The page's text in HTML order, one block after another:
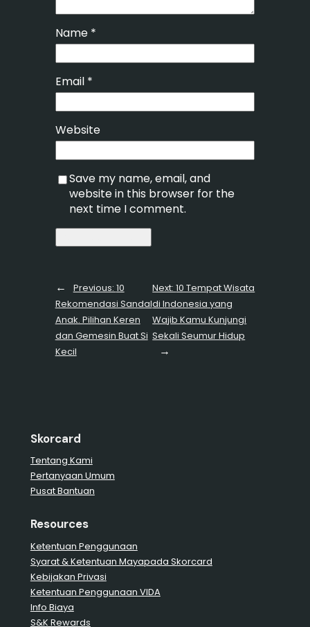
Name *
Email *
Website
Save my name, email, and
website in this browser for the
next time I comment.
← Previous: 10
Rekomendasi Sandal
Anak. Pilihan Keren
dan Gemesin Buat Si
Kecil
Next:10 Tempat Wisata
di Indonesia yang
Wajib Kamu Kunjungi
Sekali Seumur Hidup
→
Skorcard
Tentang Kami
Pertanyaan Umum
Pusat Bantuan
Resources
Ketentuan Penggunaan
Syarat & Ketentuan Mayapada Skorcard
Kebijakan Privasi
Ketentuan Penggunaan VIDA
Info Biaya
S&K Rewards